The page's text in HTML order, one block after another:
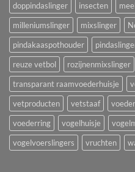
doppindaslinger insecten
milleniumslinger
mixslinger
pindakaaspothouder
reuze vetbol
rozijnenmixslinger
transparant raamvoederhuisje
vetproducten
vetstaaf
voederring
vogelhuisje
vogelvoerslingers
vruchten